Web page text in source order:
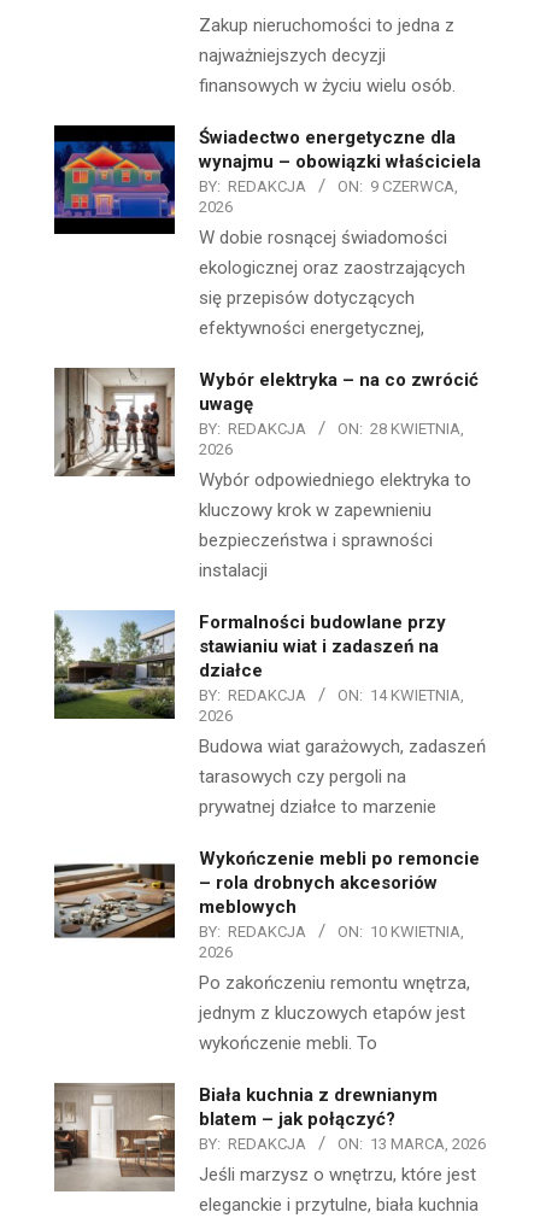
Zakup nieruchomości to jedna z
najważniejszych decyzji
finansowych w życiu wielu osób.
Świadectwo energetyczne dla
wynajmu – obowiązki właściciela
BY: REDAKCJA ON: 9 CZERWCA,
2026
W dobie rosnącej świadomości
ekologicznej oraz zaostrzających
się przepisów dotyczących
efektywności energetycznej,
Wybór elektryka – na co zwrócić
uwagę
BY: REDAKCJA ON: 28 KWIETNIA,
2026
Wybór odpowiedniego elektryka to
kluczowy krok w zapewnieniu
bezpieczeństwa i sprawności
instalacji
Formalności budowlane przy
stawianiu wiat i zadaszeń na
działce
BY: REDAKCJA ON: 14 KWIETNIA,
2026
Budowa wiat garażowych, zadaszeń
tarasowych czy pergoli na
prywatnej działce to marzenie
Wykończenie mebli po remoncie
– rola drobnych akcesoriów
meblowych
BY: REDAKCJA ON: 10 KWIETNIA,
2026
Po zakończeniu remontu wnętrza,
jednym z kluczowych etapów jest
wykończenie mebli. To
Biała kuchnia z drewnianym
blatem – jak połączyć?
BY: REDAKCJA ON: 13 MARCA, 2026
Jeśli marzysz o wnętrzu, które jest
eleganckie i przytulne, biała kuchnia